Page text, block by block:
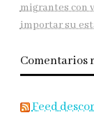
migrantes con
importar su
Comentarios
Feed